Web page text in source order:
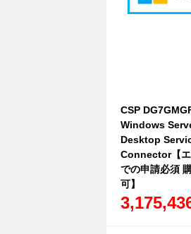
CSP
Windows
Desktop
Connector【エ
での申請必須
可】